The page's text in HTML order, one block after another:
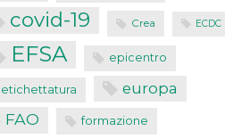
covid-19 Crea ECDC
EFSA epicentro
etichettatura europa
FAO formazione